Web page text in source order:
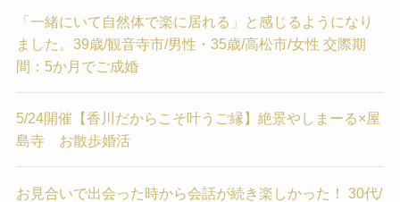
「一緒にいて自然体で楽に居れる」と感じるようになり
ました。39歳/観音寺市/男性・35歳/高松市/女性 交際期
間：5か月でご成婚
5/24開催【香川だからこそ叶うご縁】絶景やしまーる×屋
島寺 お散歩婚活
お見合いで出会った時から会話が続き楽しかった！ 30代/